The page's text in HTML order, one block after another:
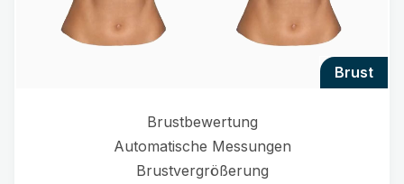
brust
Brustbewertung
Automatische Messungen
Brustvergrößerung